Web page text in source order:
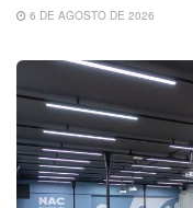
6 DE AGOSTO DE 2026